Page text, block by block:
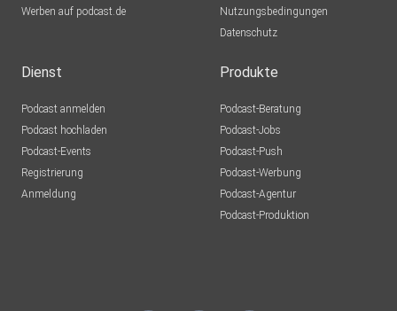
Werben auf podcast.de
Nutzungsbedingungen
Datenschutz
Dienst
Podcast anmelden
Podcast hochladen
Podcast-Events
Registrierung
Anmeldung
Produkte
Podcast-Beratung
Podcast-Jobs
Podcast-Push
Podcast-Werbung
Podcast-Agentur
Podcast-Produktion